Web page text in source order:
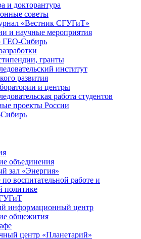
и докторантура
советы
«Вестник СГУГиТ»
и научные мероприятия
ГЕО-Сибирь
гранты
институт
развития
и центры
работа студентов
проекты России
объединения
зал «Энергия»
воспитательной работе и
политике
информационный центр
общежития
центр «Планетарий»